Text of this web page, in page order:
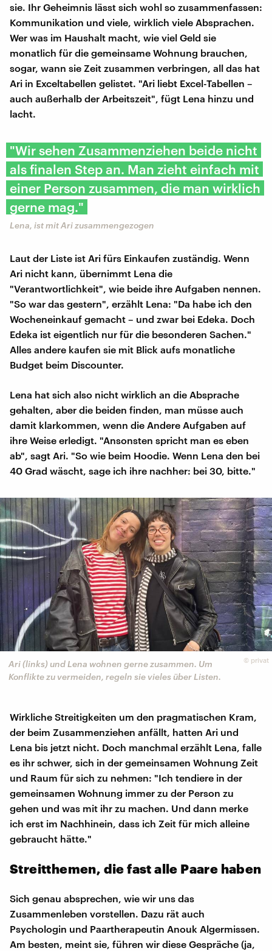
sie. Ihr Geheimnis lässt sich wohl so zusammenfassen:
Kommunikation und viele, wirklich viele Absprachen.
Wer was im Haushalt macht, wie viel Geld sie
monatlich für die gemeinsame Wohnung brauchen,
sogar, wann sie Zeit zusammen verbringen, all das hat
Ari in Exceltabellen gelistet. "Ari liebt Excel-Tabellen –
auch außerhalb der Arbeitszeit", fügt Lena hinzu und
lacht.
"Wir sehen Zusammenziehen beide nicht
als finalen Step an. Man zieht einfach mit
einer Person zusammen, die man wirklich
gerne mag."
Lena, ist mit Ari zusammengezogen
Laut der Liste ist Ari fürs Einkaufen zuständig. Wenn
Ari nicht kann, übernimmt Lena die
"Verantwortlichkeit", wie beide ihre Aufgaben nennen.
"So war das gestern", erzählt Lena: "Da habe ich den
Wocheneinkauf gemacht – und zwar bei Edeka. Doch
Edeka ist eigentlich nur für die besonderen Sachen."
Alles andere kaufen sie mit Blick aufs monatliche
Budget beim Discounter.
Lena hat sich also nicht wirklich an die Absprache
gehalten, aber die beiden finden, man müsse auch
damit klarkommen, wenn die Andere Aufgaben auf
ihre Weise erledigt. "Ansonsten spricht man es eben
ab", sagt Ari. "So wie beim Hoodie. Wenn Lena den bei
40 Grad wäscht, sage ich ihre nachher: bei 30, bitte."
© privat
Ari (links) und Lena wohnen gerne zusammen. Um
Konflikte zu vermeiden, regeln sie vieles über Listen.
Wirkliche Streitigkeiten um den pragmatischen Kram,
der beim Zusammenziehen anfällt, hatten Ari und
Lena bis jetzt nicht. Doch manchmal erzählt Lena, falle
es ihr schwer, sich in der gemeinsamen Wohnung Zeit
und Raum für sich zu nehmen: "Ich tendiere in der
gemeinsamen Wohnung immer zu der Person zu
gehen und was mit ihr zu machen. Und dann merke
ich erst im Nachhinein, dass ich Zeit für mich alleine
gebraucht hätte."
Streitthemen, die fast alle Paare haben
Sich genau absprechen, wie wir uns das
Zusammenleben vorstellen. Dazu rät auch
Psychologin und Paartherapeutin Anouk Algermissen.
Am besten, meint sie, führen wir diese Gespräche (ja,